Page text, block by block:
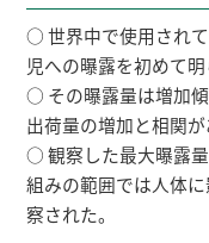
○ 世界中で使用され
児への曝露を初めて明
○ その曝露量は増加
出荷量の増加と相関が
○ 観察した最大曝露
組みの範囲では人体
察された。